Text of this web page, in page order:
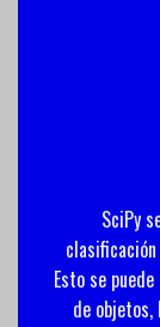
SciPy
Esto se
de